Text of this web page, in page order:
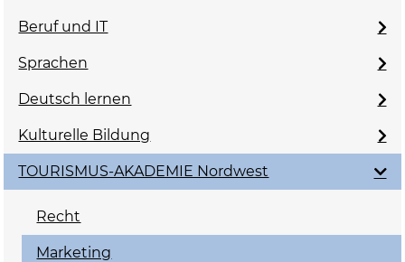
Beruf und IT
Sprachen
Deutsch lernen
Kulturelle Bildung
TOURISMUS-AKADEMIE Nordwest
Recht
Marketing